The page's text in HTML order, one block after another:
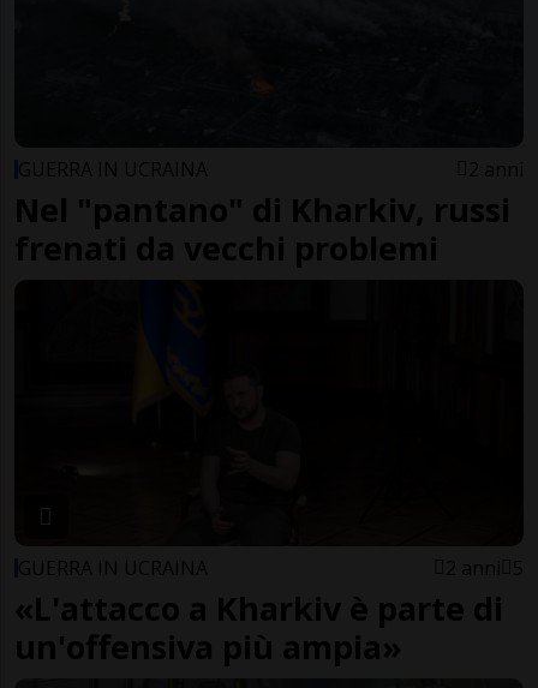
GUERRA IN UCRAINA 2 anni
Nel "pantano" di Kharkiv, russi
frenati da vecchi problemi
GUERRA IN UCRAINA 2 anni 5
«L'attacco a Kharkiv è parte di
un'offensiva più ampia»